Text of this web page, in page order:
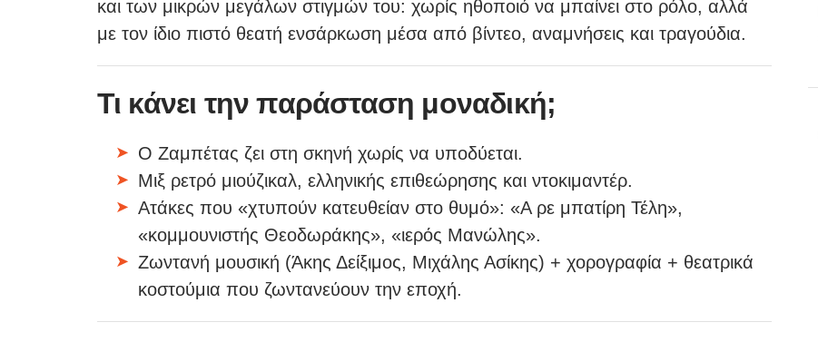
και των μικρών μεγάλων στιγμών του: χωρίς ηθοποιό να μπαίνει στο ρόλο, αλλά
με τον ίδιο πιστό θεατή ενσάρκωση μέσα από βίντεο, αναμνήσεις και τραγούδια.
Τι κάνει την παράσταση μοναδική;
Ο Ζαμπέτας ζει στη σκηνή χωρίς να υποδύεται.
Μιξ ρετρό μιούζικαλ, ελληνικής επιθεώρησης και ντοκιμαντέρ.
Ατάκες που «χτυπούν κατευθείαν στο θυμό»: «Α ρε μπατίρη Τέλη»,
«κομμουνιστής Θεοδωράκης», «ιερός Μανώλης».
Ζωντανή μουσική (Άκης Δείξιμος, Μιχάλης Ασίκης) + χορογραφία + θεατρικά
κοστούμια που ζωντανεύουν την εποχή.